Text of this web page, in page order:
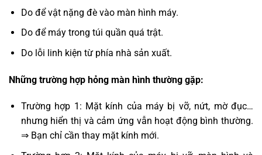
Do để vật nặng đè vào màn hình máy.
Do để máy trong túi quần quá trật.
Do lỗi linh kiện từ phía nhà sản xuất.
Những trường hợp hỏng màn hình thường gặp:
Trường hợp 1: Mặt kính của máy bị vỡ, nứt, mờ đục…
nhưng hiển thị và cảm ứng vẫn hoạt động bình thường.
⇒ Bạn chỉ cần thay mặt kính mới.